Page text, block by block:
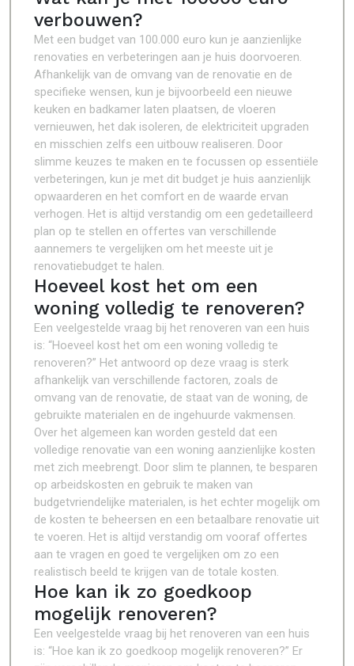
verbouwen?
Met een budget van 100.000 euro kun je aanzienlijke
renovaties en verbeteringen aan je huis doorvoeren.
Afhankelijk van de omvang van de renovatie en de
specifieke wensen, kun je bijvoorbeeld een nieuwe
keuken en badkamer laten plaatsen, de vloeren
vernieuwen, het dak isoleren, de elektriciteit upgraden
en misschien zelfs een uitbouw realiseren. Door
slimme keuzes te maken en te focussen op essentiële
verbeteringen, kun je met dit budget je huis aanzienlijk
opwaarderen en het comfort en de waarde ervan
verhogen. Het is altijd verstandig om een gedetailleerd
plan op te stellen en offertes van verschillende
aannemers te vergelijken om het meeste uit je
renovatiebudget te halen.
Hoeveel kost het om een
woning volledig te renoveren?
Een veelgestelde vraag bij het renoveren van een huis
is: “Hoeveel kost het om een woning volledig te
renoveren?” Het antwoord op deze vraag is sterk
afhankelijk van verschillende factoren, zoals de
omvang van de renovatie, de staat van de woning, de
gebruikte materialen en de ingehuurde vakmensen.
Over het algemeen kan worden gesteld dat een
volledige renovatie van een woning aanzienlijke kosten
met zich meebrengt. Door slim te plannen, te besparen
op arbeidskosten en gebruik te maken van
budgetvriendelijke materialen, is het echter mogelijk om
de kosten te beheersen en een betaalbare renovatie uit
te voeren. Het is altijd verstandig om vooraf offertes
aan te vragen en goed te vergelijken om zo een
realistisch beeld te krijgen van de totale kosten.
Hoe kan ik zo goedkoop
mogelijk renoveren?
Een veelgestelde vraag bij het renoveren van een huis
is: “Hoe kan ik zo goedkoop mogelijk renoveren?” Er